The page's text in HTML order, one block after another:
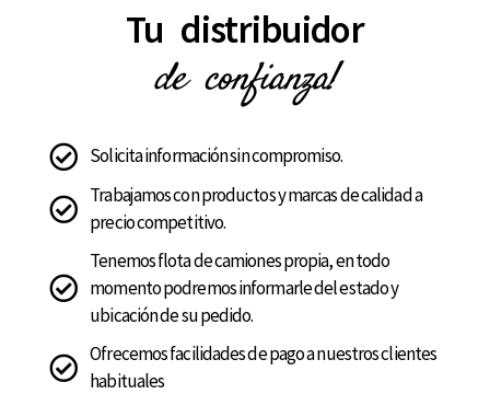
Tu distribuidor
de confianza!
Solicita información sin compromiso.
Trabajamos con productos y marcas de calidad a
precio competitivo.
Tenemos flota de camiones propia, en todo
momento podremos informarle del estado y
ubicación de su pedido.
Ofrecemos facilidades de pago a nuestros clientes
habituales